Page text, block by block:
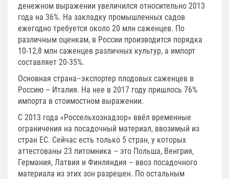
денежном выражении увеличился относительно 2013
года на 36%. На закладку промышленных садов
ежегодно требуется около 20 млн саженцев. По
различным оценкам, в России производится порядка
10-12,8 млн саженцев различных культур, а импорт
составляет 20-35%.
Основная страна–экспортер плодовых саженцев в
Россию – Италия. На нее в 2017 году пришлось 76%
импорта в стоимостном выражении.
С 2013 года «Россельхознадзор» ввёл временные
ограничения на посадочный материал, ввозимый из
стран ЕС. Сейчас есть только 5 стран, у которых
аттестованы 23 питомника – это Польша, Венгрия,
Германия, Латвия и Финляндия – ввоз посадочного
материала из этих зон разрешен. По остальным